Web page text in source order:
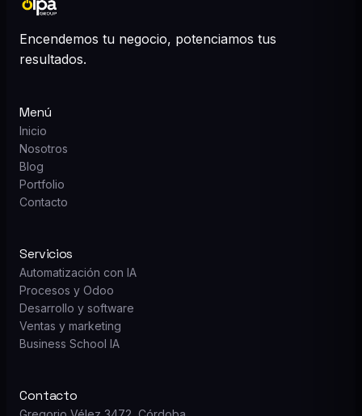
Encendemos tu negocio, potenciamos tus
resultados.
Menú
Inicio
Nosotros
Blog
Portfolio
Contacto
Servicios
Automatización con IA
Procesos y Odoo
Desarrollo y software
Ventas y marketing
Business School IA
Contacto